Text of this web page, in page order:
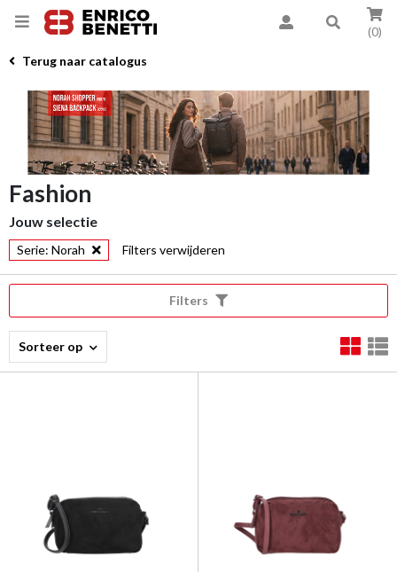
(0)
Terug naar catalogus
Fashion
Jouw selectie
Serie: Norah Filters verwijderen
Filters
Sorteer op